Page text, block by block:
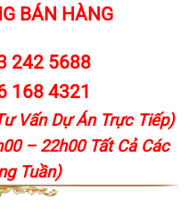
BÁN HÀNG
242 5688
168 4321
Vấn Dự Án Trực Tiếp)
– 22h00 Tất Cả Các
Tuần)